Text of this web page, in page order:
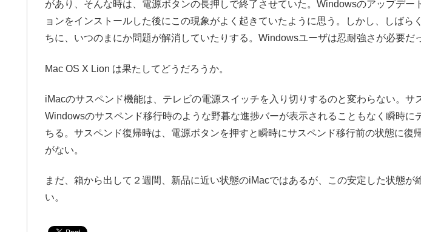
があり、そんな時は、電源ボタンの長押しで終了させていた。Windowsのアップデー
ョンをインストールした後にこの現象がよく起きていたように思う。しかし、しばら
ちに、いつのまにか問題が解消していたりする。Windowsユーザは忍耐強さが必要だ
Mac OS X Lion は果たしてどうだろうか。
iMacのサスペンド機能は、テレビの電源スイッチを入り切りするのと変わらない。サ
Windowsのサスペンド移行時のような野暮な進捗バーが表示されることもなく瞬時に
ちる。サスペンド復帰時は、電源ボタンを押すと瞬時にサスペンド移行前の状態に復
がない。
まだ、箱から出して２週間、新品に近い状態のiMacではあるが、この安定した状態が
い。